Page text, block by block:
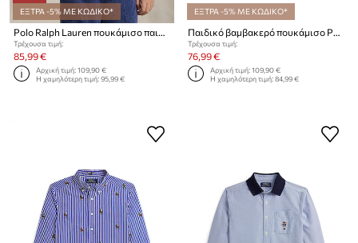
ΕΞΤΡΑ -5% ΜΕ ΚΩΔΙΚΟ*
Polo Ralph Lauren πουκάμισο παιδικό λινό
Τρέχουσα τιμή:
85,99 €
Αρχική τιμή:109,90 €
Η χαμηλότερη τιμή:95,99 €
ΕΞΤΡΑ -5% ΜΕ ΚΩΔΙΚΟ*
Παιδικό βαμβακερό πουκάμισο Polo Ralph Lauren
Τρέχουσα τιμή:
76,99 €
Αρχική τιμή:109,90 €
Η χαμηλότερη τιμή:84,99 €